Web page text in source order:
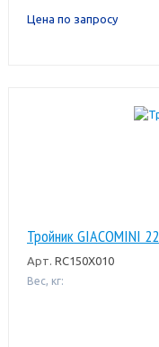
Цена по запросу
Тройник GIACOMINI 22
Арт. RC150X010
Вес, кг: